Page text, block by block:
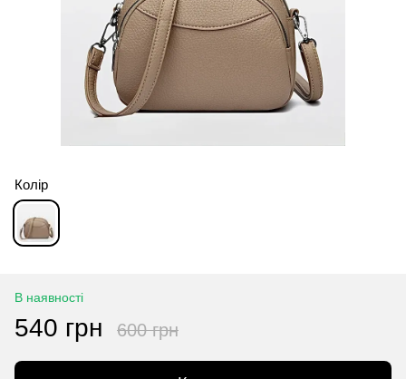
Колір
В наявності
540 грн 600 грн